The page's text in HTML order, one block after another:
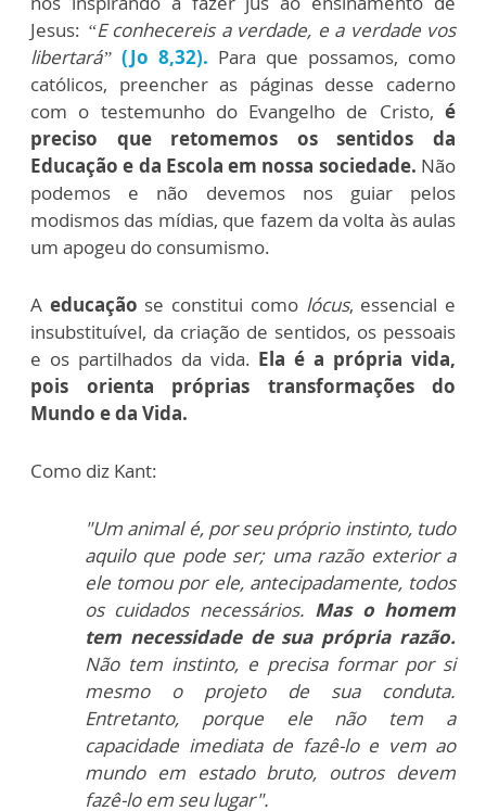
Jesus: “E conhecereis a verdade, e a verdade vos
libertará” (Jo 8,32). Para que possamos, como
católicos, preencher as páginas desse caderno
com o testemunho do Evangelho de Cristo, é
preciso que retomemos os sentidos da
Educação e da Escola em nossa sociedade. Não
podemos e não devemos nos guiar pelos
modismos das mídias, que fazem da volta às aulas
um apogeu do consumismo.
A educação se constitui comolócus, essencial e
insubstituível, da criação de sentidos, os pessoais
e os partilhados da vida. Ela é a própria vida,
pois orienta próprias transformações do
Mundo e da Vida.
Como diz Kant:
"Um animal é, por seu próprio instinto, tudo
aquilo que pode ser; uma razão exterior a
ele tomou por ele, antecipadamente, todos
os cuidados necessários. Mas o homem
tem necessidade de sua própria razão.
Não tem instinto, e precisa formar por si
mesmo o projeto de sua conduta.
Entretanto, porque ele não tem a
capacidade imediata de fazê-lo e vem ao
mundo em estado bruto, outros devem
fazê-lo em seu lugar".